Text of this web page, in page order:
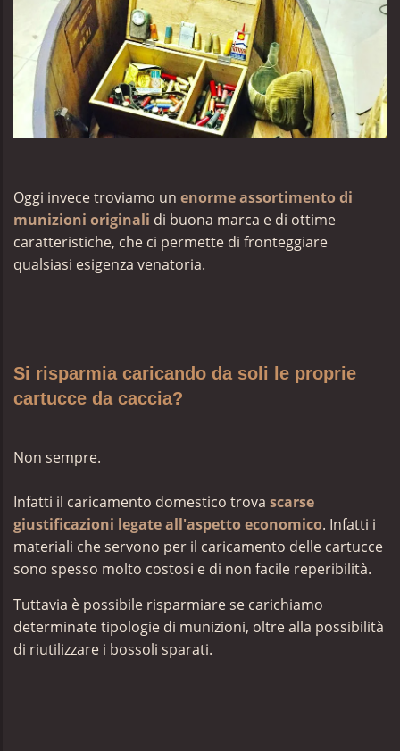
Oggi invece troviamo un enorme assortimento di
munizioni originali di buona marca e di ottime
caratteristiche, che ci permette di fronteggiare
qualsiasi esigenza venatoria.
Si risparmia caricando da soli le proprie
cartucce da caccia?
Non sempre.
Infatti il caricamento domestico trova scarse
giustificazioni legate all'aspetto economico. Infatti i
materiali che servono per il caricamento delle cartucce
sono spesso molto costosi e di non facile reperibilità.
Tuttavia è possibile risparmiare se carichiamo
determinate tipologie di munizioni, oltre alla possibilità
di riutilizzare i bossoli sparati.